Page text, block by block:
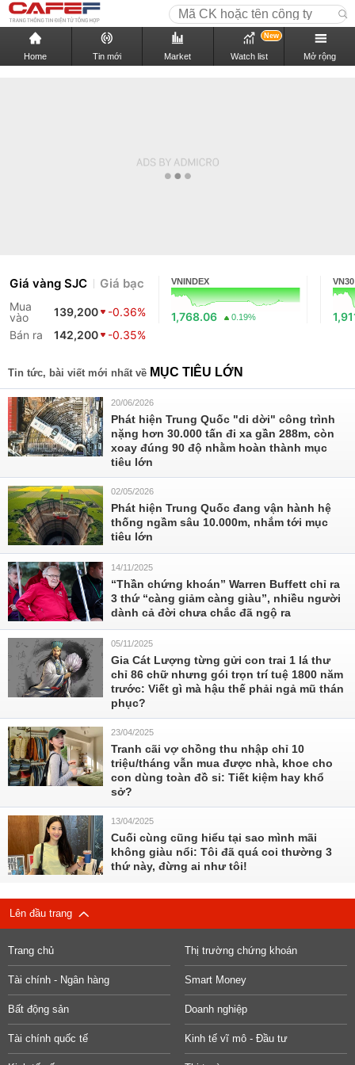
Home Tin mới Market Watch list
New
Mở rộng
Giá vàng SJC Giá bạc
Mua
vào
139,200
-0.36%
Bán ra
142,200 -0.35%
VNINDEX
1,768.06 0.19%
VN30
Tin tức, bài viết mới nhất về MỤC TIÊU LỚN
20/06/2026
Phát hiện Trung Quốc "di dời" công trình
nặng hơn 30.000 tấn đi xa gần 288m, còn
xoay đúng 90 độ nhằm hoàn thành mục
tiêu lớn
02/05/2026
Phát hiện Trung Quốc đang vận hành hệ
thống ngầm sâu 10.000m, nhắm tới mục
tiêu lớn
14/11/2025
“Thần chứng khoán” Warren Buffett chỉ ra
3 thứ “càng giảm càng giàu”, nhiều người
dành cả đời chưa chắc đã ngộ ra
05/11/2025
Gia Cát Lượng từng gửi con trai 1 lá thư
chỉ 86 chữ nhưng gói trọn trí tuệ 1800 năm
trước: Viết gì mà hậu thế phải ngả mũ thán
phục?
23/04/2025
Tranh cãi vợ chồng thu nhập chỉ 10
triệu/tháng vẫn mua được nhà, khoe cho
con dùng toàn đồ si: Tiết kiệm hay khổ
sở?
13/04/2025
Cuối cùng cũng hiểu tại sao mình mãi
không giàu nổi: Tôi đã quá coi thường 3
thứ này, đừng ai như tôi!
Lên đầu trang
Trang chủ Thị trường chứng khoán
Tài chính - Ngân hàng Smart Money
Bất động sản Doanh nghiệp
Tài chính quốc tế Kinh tế vĩ mô - Đầu tư